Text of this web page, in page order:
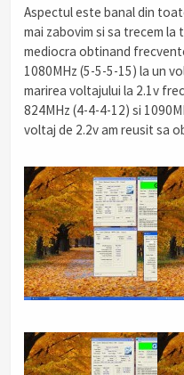
Aspectul este banal din
mai zabovim si sa trecem
mediocra obtinand
1080MHz (5-5-5-15) la un
marirea voltajului la 2.1v
824MHz (4-4-4-12) si
voltaj de 2.2v am reusit sa